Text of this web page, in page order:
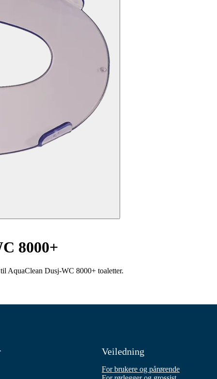
8000+
AquaClean Dusj-WC 8000+ toaletter.
Veiledning
For brukere og pårørende